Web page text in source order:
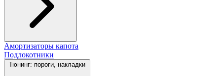
Амортизаторы капота
Подлокотники
Тюнинг: пороги, накладки